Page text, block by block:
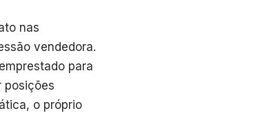
nas
vendedora.
para
posições
o próprio